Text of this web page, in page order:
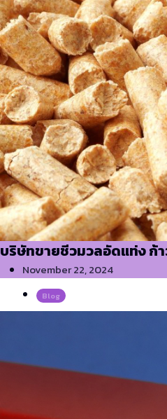
บริษัทขายชีวมวลอัดแท่ง ก้
November 22, 2024
Blog